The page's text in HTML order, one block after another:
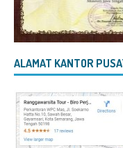
ALAMAT KANTOR